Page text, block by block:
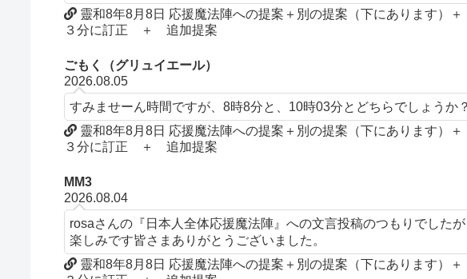
靈和8年8月8日 応援魔法陣への提案＋別の提案（下にあります
３分に訂正 ＋ 追加提案
ごもく（グリュイエール）
2026.08.05
すみませーん時間ですが、8時8分と、10時03分とどちらでしょうか？
靈和8年8月8日 応援魔法陣への提案＋別の提案（下にあります
３分に訂正 ＋ 追加提案
MM3
2026.08.04
rosaさんの『日本人全体応援魔法陣』への文言投稿のつもりでし
楽しみです皆さまありがとうございました。
靈和8年8月8日 応援魔法陣への提案＋別の提案（下にあります